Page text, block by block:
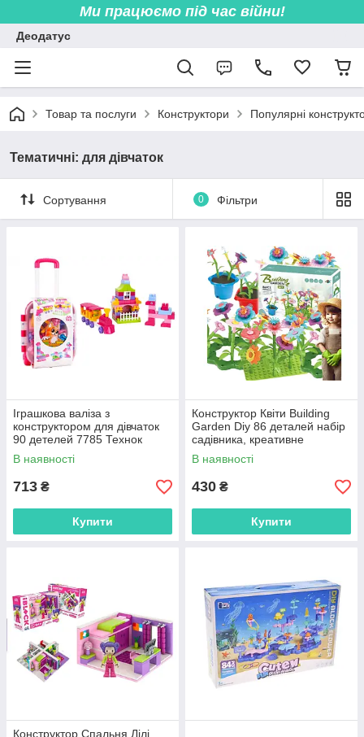
Ми працюємо під час війни!
Деодатус
Товар та послуги Конструктори Популярні
Тематичні: для дівчаток
Сортування 0 Фільтри
Іграшкова валіза з
конструктором для дівчаток
90 детелей 7785 Технок
В наявності
713 ₴
Купити
Конструктор Квіти Building
Garden Diy 86 деталей набір
садівника, креативне
створення власного саду
В наявності
430 ₴
Купити
Конструктор Спальня Лілі